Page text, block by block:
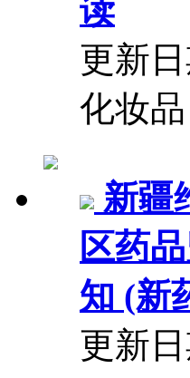
读
更新
化妆
新疆
区药
知 (新
更新